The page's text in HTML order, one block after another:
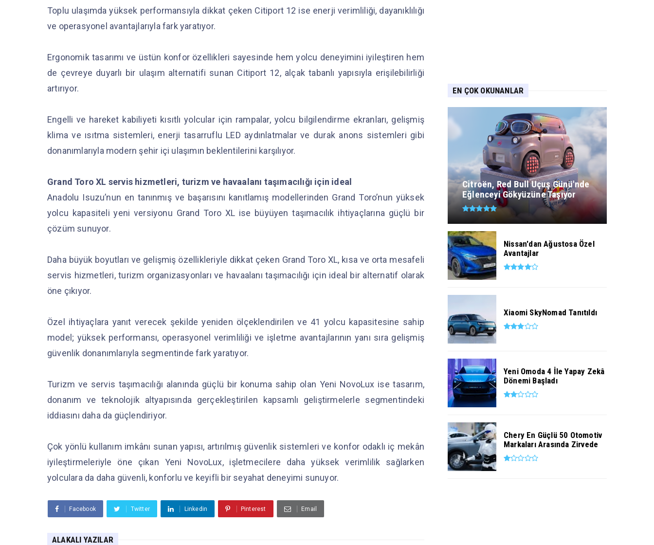
Toplu ulaşımda yüksek performansıyla dikkat çeken Citiport 12 ise enerji verimliliği, dayanıklılığı
ve operasyonel avantajlarıyla fark yaratıyor.
Ergonomik tasarımı ve üstün konfor özellikleri sayesinde hem yolcu deneyimini iyileştiren hem
de çevreye duyarlı bir ulaşım alternatifi sunan Citiport 12, alçak tabanlı yapısıyla erişilebilirliği
artırıyor.
Engelli ve hareket kabiliyeti kısıtlı yolcular için rampalar, yolcu bilgilendirme ekranları, gelişmiş
klima ve ısıtma sistemleri, enerji tasarruflu LED aydınlatmalar ve durak anons sistemleri gibi
donanımlarıyla modern şehir içi ulaşımın beklentilerini karşılıyor.
Grand Toro XL servis hizmetleri, turizm ve havaalanı taşımacılığı için ideal
Anadolu Isuzu’nun en tanınmış ve başarısını kanıtlamış modellerinden Grand Toro’nun yüksek
yolcu kapasiteli yeni versiyonu Grand Toro XL ise büyüyen taşımacılık ihtiyaçlarına güçlü bir
çözüm sunuyor.
Daha büyük boyutları ve gelişmiş özellikleriyle dikkat çeken Grand Toro XL, kısa ve orta mesafeli
servis hizmetleri, turizm organizasyonları ve havaalanı taşımacılığı için ideal bir alternatif olarak
öne çıkıyor.
Özel ihtiyaçlara yanıt verecek şekilde yeniden ölçeklendirilen ve 41 yolcu kapasitesine sahip
model; yüksek performansı, operasyonel verimliliği ve işletme avantajlarının yanı sıra gelişmiş
güvenlik donanımlarıyla segmentinde fark yaratıyor.
Turizm ve servis taşımacılığı alanında güçlü bir konuma sahip olan Yeni NovoLux ise tasarım,
donanım ve teknolojik altyapısında gerçekleştirilen kapsamlı geliştirmelerle segmentindeki
iddiasını daha da güçlendiriyor.
Çok yönlü kullanım imkânı sunan yapısı, artırılmış güvenlik sistemleri ve konfor odaklı iç mekân
iyileştirmeleriyle öne çıkan Yeni NovoLux, işletmecilere daha yüksek verimlilik sağlarken
yolculara da daha güvenli, konforlu ve keyifli bir seyahat deneyimi sunuyor.
Facebook Twitter Linkedin Pinterest Email
ALAKALI YAZILAR
EN ÇOK OKUNANLAR
Citroën, Red Bull Uçuş Günü'nde
Eğlenceyi Gökyüzüne Taşıyor
Nissan'dan Ağustosa Özel
Avantajlar
Xiaomi SkyNomad Tanıtıldı
Yeni Omoda 4 İle Yapay Zekâ
Dönemi Başladı
Chery En Güçlü 50 Otomotiv
Markaları Arasında Zirvede